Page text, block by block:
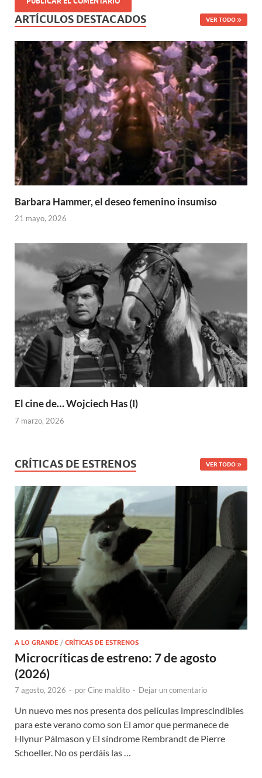
ARTÍCULOS DESTACADOS VER TODO
Barbara Hammer, el deseo femenino insumiso
21 mayo, 2026
El cine de… Wojciech Has (I)
7 marzo, 2026
CRÍTICAS DE ESTRENOS VER TODO
A LO GRANDE / CRÍTICAS DE ESTRENOS
Microcríticas de estreno: 7 de agosto
(2026)
7 agosto, 2026 - porCine maldito - Dejar un comentario
Un nuevo mes nos presenta dos películas imprescindibles
para este verano como son El amor que permanece de
Hlynur Pálmason y El síndrome Rembrandt de Pierre
Schoeller. No os perdáis las …